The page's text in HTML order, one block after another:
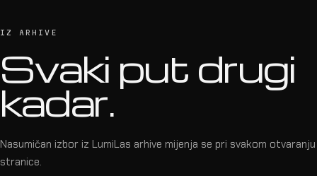
IZ ARHIVE
Svaki put drugi
kadar.
Nasumičan izbor iz LumiLas arhive mijenja se pri svakom otvaranju
stranice.